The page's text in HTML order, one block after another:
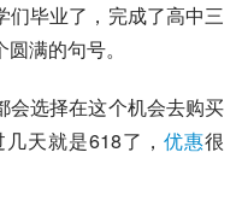
们毕业了，完成了高中三
满的句号。
会选择在这个机会去购买
天就是618了， 优惠很